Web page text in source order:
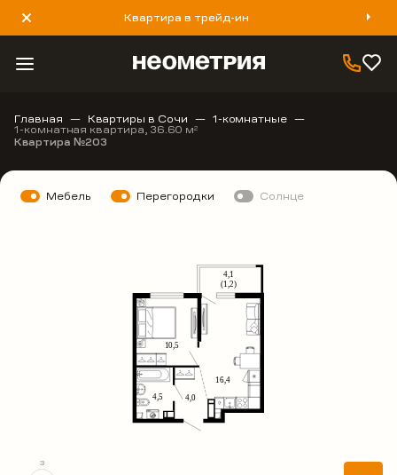
Квартира в трейд-ин
8 800 777 40 93
Главная Квартиры в Сочи 1-комнатные
1-комнатная квартира, 36.60 м2
Квартира №203
Мебель Перегородки Солнце
З